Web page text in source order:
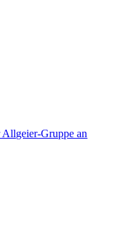
Gruppe an